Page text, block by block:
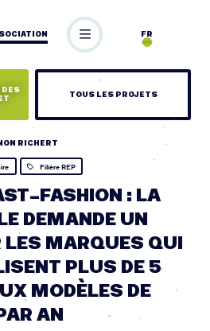
FR
TOUS LES PROJETS
RICHERT
Filière REP
FASHION : LA
DEMANDE UN
MARQUES QUI
PLUS DE 5
MODÈLES DE
AN